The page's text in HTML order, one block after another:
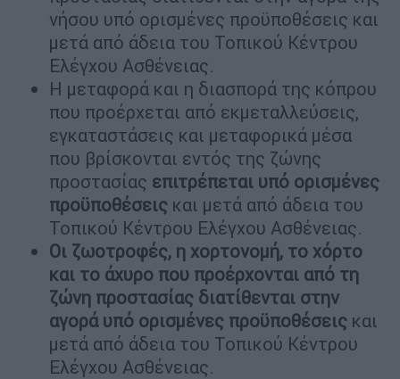
νήσου υπό ορισμένες προϋποθέσεις και
μετά από άδεια του Τοπικού Κέντρου
Ελέγχου Ασθένειας.
Η μεταφορά και η διασπορά της κόπρου
που προέρχεται από εκμεταλλεύσεις,
εγκαταστάσεις και μεταφορικά μέσα
που βρίσκονται εντός της ζώνης
προστασίας επιτρέπεται υπό ορισμένες
προϋποθέσεις και μετά από άδεια του
Τοπικού Κέντρου Ελέγχου Ασθένειας.
Οι ζωοτροφές, η χορτονομή, το χόρτο
και το άχυρο που προέρχονται από τη
ζώνη προστασίας διατίθενται στην
αγορά υπό ορισμένες προϋποθέσεις και
μετά από άδεια του Τοπικού Κέντρου
Ελέγχου Ασθένειας.